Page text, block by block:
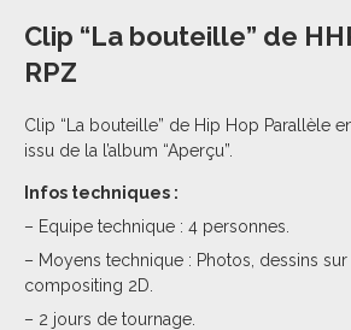
Clip “La bouteille” de
RPZ
Clip “La bouteille” de Hip Hop Parallèle
issu de la l’album “Aperçu”.
Infos techniques :
– Equipe technique : 4 personnes.
– Moyens technique : Photos, dessins
compositing 2D.
– 2 jours de tournage.